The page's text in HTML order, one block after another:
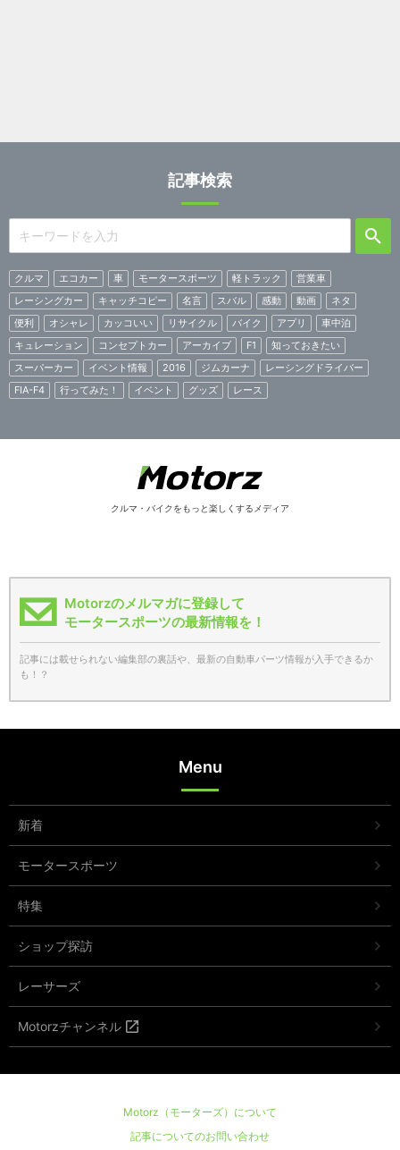
記事検索
クルマ エコカー 車 モータースポーツ 軽トラック
営業車
レーシングカー
キャッチコピー 名言 スバル 感動 動画
ネタ
便利
オシャレ カッコいい リサイクル バイク アプリ
車中泊
キュレーション
コンセプトカー アーカイブ F1
知っておきたい
スーパーカー
イベント情報 2016 ジムカーナ
レーシングドライバー
FIA-F4
行ってみた！ イベント グッズ レース
クルマ・バイクをもっと楽しくするメディア
Motorzのメルマガに登録して
モータースポーツの最新情報を！
記事には載せられない編集部の裏話や、最新の自動車パーツ情報が入手できるか
も！？
Menu
新着
モータースポーツ
特集
ショップ探訪
レーサーズ
Motorzチャンネル
Motorz（モーターズ）について
記事についてのお問い合わせ